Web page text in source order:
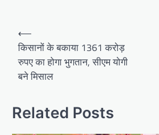
Post
navigation
⟵
किसानों के बकाया 1361 करोड़
रुपए का होगा भुगतान, सीएम योगी
बने मिसाल
Related Posts